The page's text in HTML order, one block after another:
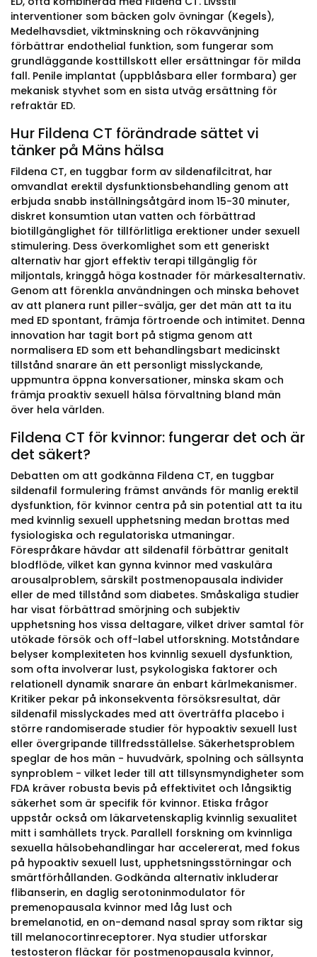
interventioner som bäcken golv övningar (Kegels),
Medelhavsdiet, viktminskning och rökavvänjning
förbättrar endothelial funktion, som fungerar som
grundläggande kosttillskott eller ersättningar för milda
fall. Penile implantat (uppblåsbara eller formbara) ger
mekanisk styvhet som en sista utväg ersättning för
refraktär ED.
Hur Fildena CT förändrade sättet vi
tänker på Mäns hälsa
Fildena CT, en tuggbar form av sildenafilcitrat, har
omvandlat erektil dysfunktionsbehandling genom att
erbjuda snabb inställningsåtgärd inom 15-30 minuter,
diskret konsumtion utan vatten och förbättrad
biotillgänglighet för tillförlitliga erektioner under sexuell
stimulering. Dess överkomlighet som ett generiskt
alternativ har gjort effektiv terapi tillgänglig för
miljontals, kringgå höga kostnader för märkesalternativ.
Genom att förenkla användningen och minska behovet
av att planera runt piller-svälja, ger det män att ta itu
med ED spontant, främja förtroende och intimitet. Denna
innovation har tagit bort på stigma genom att
normalisera ED som ett behandlingsbart medicinskt
tillstånd snarare än ett personligt misslyckande,
uppmuntra öppna konversationer, minska skam och
främja proaktiv sexuell hälsa förvaltning bland män
över hela världen.
Fildena CT för kvinnor: fungerar det och är
det säkert?
Debatten om att godkänna Fildena CT, en tuggbar
sildenafil formulering främst används för manlig erektil
dysfunktion, för kvinnor centra på sin potential att ta itu
med kvinnlig sexuell upphetsning medan brottas med
fysiologiska och regulatoriska utmaningar.
Förespråkare hävdar att sildenafil förbättrar genitalt
blodflöde, vilket kan gynna kvinnor med vaskulära
arousalproblem, särskilt postmenopausala individer
eller de med tillstånd som diabetes. Småskaliga studier
har visat förbättrad smörjning och subjektiv
upphetsning hos vissa deltagare, vilket driver samtal för
utökade försök och off-label utforskning. Motståndare
belyser komplexiteten hos kvinnlig sexuell dysfunktion,
som ofta involverar lust, psykologiska faktorer och
relationell dynamik snarare än enbart kärlmekanismer.
Kritiker pekar på inkonsekventa försöksresultat, där
sildenafil misslyckades med att överträffa placebo i
större randomiserade studier för hypoaktiv sexuell lust
eller övergripande tillfredsställelse. Säkerhetsproblem
speglar de hos män - huvudvärk, spolning och sällsynta
synproblem - vilket leder till att tillsynsmyndigheter som
FDA kräver robusta bevis på effektivitet och långsiktig
säkerhet som är specifik för kvinnor. Etiska frågor
uppstår också om läkarvetenskaplig kvinnlig sexualitet
mitt i samhällets tryck. Parallell forskning om kvinnliga
sexuella hälsobehandlingar har accelererat, med fokus
på hypoaktiv sexuell lust, upphetsningsstörningar och
smärtförhållanden. Godkända alternativ inkluderar
flibanserin, en daglig serotoninmodulator för
premenopausala kvinnor med låg lust och
bremelanotid, en on-demand nasal spray som riktar sig
till melanocortinreceptorer. Nya studier utforskar
testosteron fläckar för postmenopausala kvinnor,